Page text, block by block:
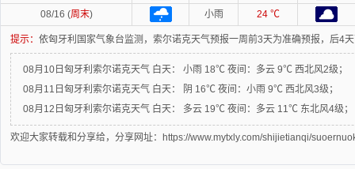
08/16 (周末) 小雨 24 ℃
提示： 依匈牙利国家气象台监测，索尔诺克天气预报一周前3天为准确预报，后4
08月10日匈牙利索尔诺克天气 白天： 小雨 18℃ 夜间： 多云 9℃ 西北风2级；
08月11日匈牙利索尔诺克天气 白天： 阴 16℃ 夜间： 小雨 9℃ 西北风3级；
08月12日匈牙利索尔诺克天气 白天： 多云 19℃ 夜间： 多云 11℃ 东北风4级；
欢迎大家转载和分享给，分享网址：https://www.mytxly.com/shijietianqi/